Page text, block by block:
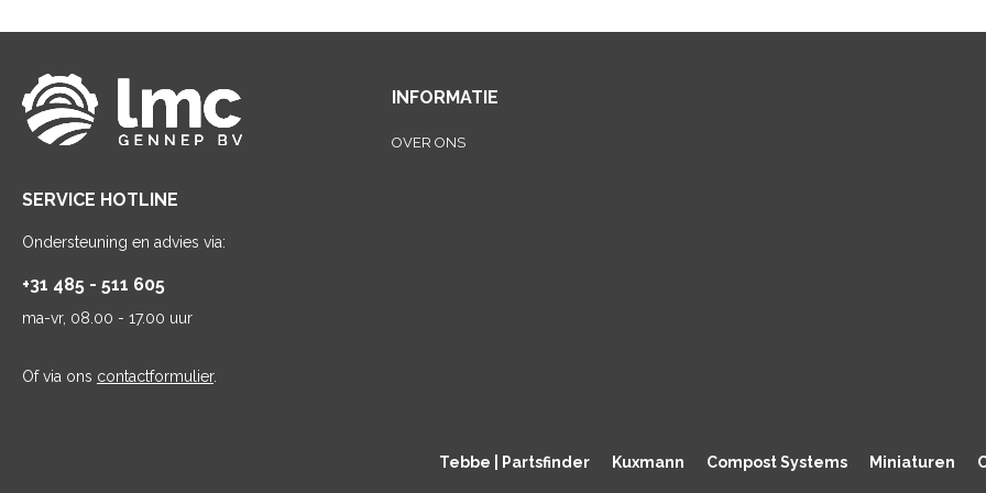
SERVICE HOTLINE
Ondersteuning en advies via:
+31 485 - 511 605
ma-vr, 08.00 - 17.00 uur
Of via ons contactformulier.
INFORMATIE
OVER ONS
Tebbe | Partsfinder Kuxmann Compost Systems Miniaturen